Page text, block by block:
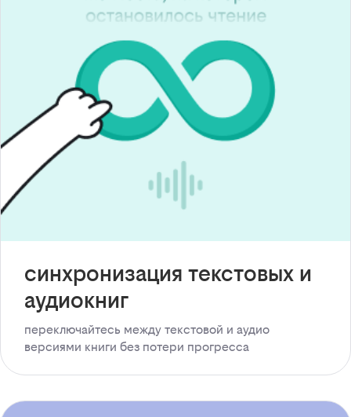
синхронизация текстовых и
аудиокниг
переключайтесь между текстовой и аудио
версиями книги без потери прогресса